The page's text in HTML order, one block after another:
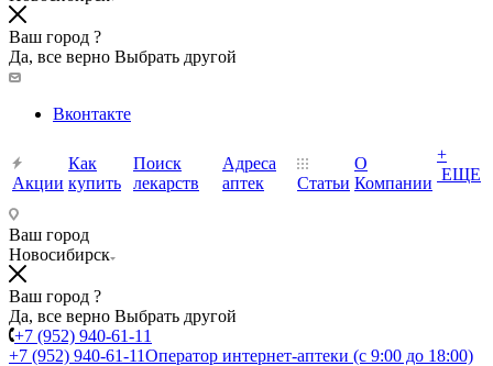
Ваш город ?
Да, все верно Выбрать другой
Вконтакте
Акции
Как
купить
Поиск
лекарств
Адреса
аптек
Статьи
О
Компании
+
ЕЩЕ
Ваш город
Новосибирск
Ваш город ?
Да, все верно Выбрать другой
+7 (952) 940-61-11
+7 (952) 940-61-11Оператор интернет-аптеки (с 9:00 до 18:00)